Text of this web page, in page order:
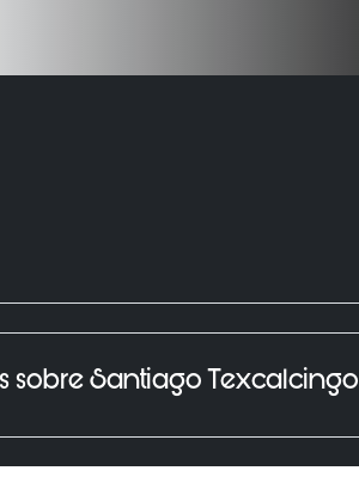
sobre Santiago Texcalcingo